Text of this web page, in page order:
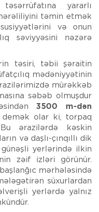
yararlı
təmin etmək
və onun
səviyyəsini nəzərə
təsiri, təbii şəraitin
mədəniyyətinin
mürəkkəb
səbəb olmuşdur
3500 m-dən
demək olar ki, torpaq
ərazilərdə kəskin
və daşlı-çınqıllı dik
yerlərində ilkin
zəif izləri görünür.
mərhələsində
süxurlardan
yerlərdə yalnız